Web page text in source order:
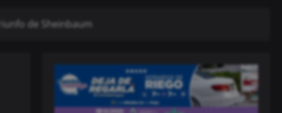
de Sheinbaum